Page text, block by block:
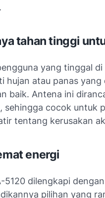
tahan tinggi
yang tinggal
hujan atau panas
baik. Antena ini
sehingga cocok untuk
tentang kerusakan
energi
5120 dilengkapi
pilihan yang